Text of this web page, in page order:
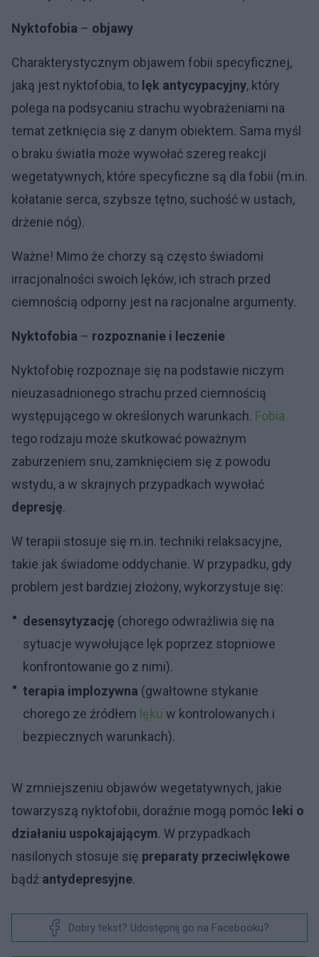
Nyktofobia – objawy
Charakterystycznym objawem fobii specyficznej,
jaką jest nyktofobia, to lęk antycypacyjny, który
polega na podsycaniu strachu wyobrażeniami na
temat zetknięcia się z danym obiektem. Sama myśl
o braku światła może wywołać szereg reakcji
wegetatywnych, które specyficzne są dla fobii (m.in.
kołatanie serca, szybsze tętno, suchość w ustach,
drżenie nóg).
Ważne! Mimo że chorzy są często świadomi
irracjonalności swoich lęków, ich strach przed
ciemnością odporny jest na racjonalne argumenty.
Nyktofobia – rozpoznanie i leczenie
Nyktofobię rozpoznaje się na podstawie niczym
nieuzasadnionego strachu przed ciemnością
występującego w określonych warunkach. Fobia
tego rodzaju może skutkować poważnym
zaburzeniem snu, zamknięciem się z powodu
wstydu, a w skrajnych przypadkach wywołać
depresję.
W terapii stosuje się m.in. techniki relaksacyjne,
takie jak świadome oddychanie. W przypadku, gdy
problem jest bardziej złożony, wykorzystuje się:
desensytyzację (chorego odwrażliwia się na
sytuacje wywołujące lęk poprzez stopniowe
konfrontowanie go z nimi).
terapia implozywna (gwałtowne stykanie
chorego ze źródłem lęku w kontrolowanych i
bezpiecznych warunkach).
W zmniejszeniu objawów wegetatywnych, jakie
towarzyszą nyktofobii, doraźnie mogą pomóc leki o
działaniu uspokajającym. W przypadkach
nasilonych stosuje się preparaty przeciwlękowe
bądź antydepresyjne.
Dobry tekst? Udostępnij go na Facebooku?